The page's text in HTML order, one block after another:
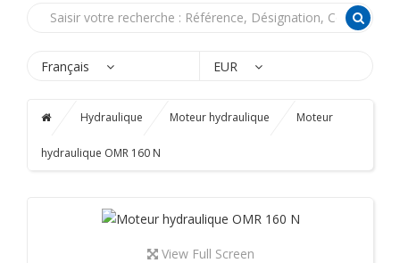
Français EUR
Hydraulique Moteur hydraulique Moteur
hydraulique OMR 160 N
View Full Screen